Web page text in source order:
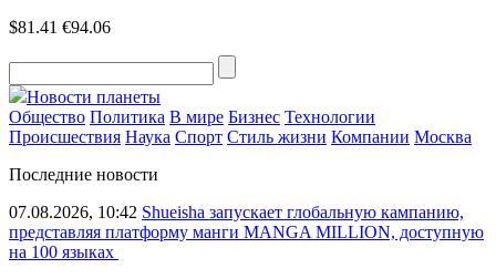
$81.41 €94.06
Новости планеты
Общество Политика В мире Бизнес Технологии
Происшествия Наука Спорт Стиль жизни Компании Москва
Последние новости
07.08.2026, 10:42 Shueisha запускает глобальную кампанию,
представляя платформу манги MANGA MILLION, доступную
на 100 языках